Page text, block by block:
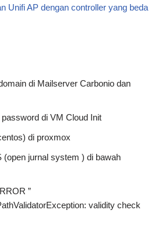
Unifi AP dengan controller yang beda
di Mailserver Carbonio dan
di VM Cloud Init
di proxmox
jurnal system ) di bawah
”
validity check